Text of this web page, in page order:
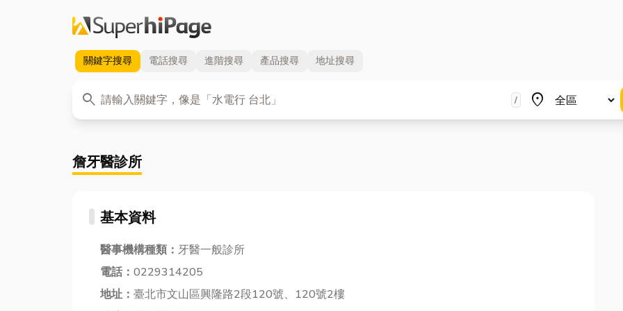
關鍵字搜尋 電話搜尋 進階搜尋 產品搜尋 地址搜尋
search
關鍵字 / place
地區
詹牙醫診所
基本資料
醫事機構種類： 牙醫一般診所
電話： 0229314205
地址： 臺北市文山區興隆路2段120號、120號2樓